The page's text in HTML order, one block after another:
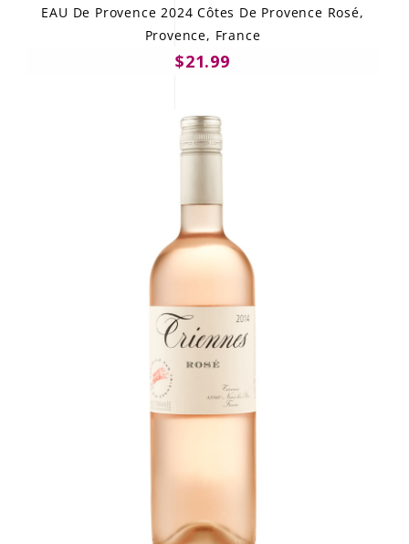
EAU De Provence 2024 Côtes De Provence Rosé,
Provence, France
$21.99